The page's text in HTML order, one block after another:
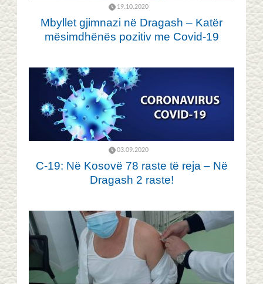
19.10.2020
Mbyllet gjimnazi në Dragash – Katër
mësimdhënës pozitiv me Covid-19
03.09.2020
C-19: Në Kosovë 78 raste të reja – Në
Dragash 2 raste!